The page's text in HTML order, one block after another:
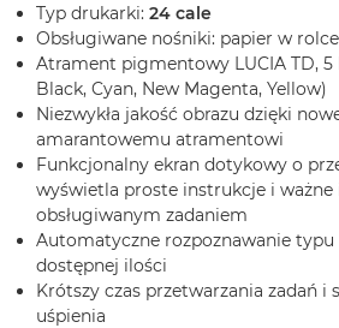
Typ drukarki: 24 cale
Obsługiwane nośniki: papier w
Atrament pigmentowy LUCIA TD,
Black, Cyan, New Magenta, Yellow)
Niezwykła jakość obrazu dzięki
amarantowemu atramentowi
Funkcjonalny ekran dotykowy o
wyświetla proste instrukcje i ważne
obsługiwanym zadaniem
Automatyczne rozpoznawanie typu
dostępnej ilości
Krótszy czas przetwarzania zadań
uśpienia